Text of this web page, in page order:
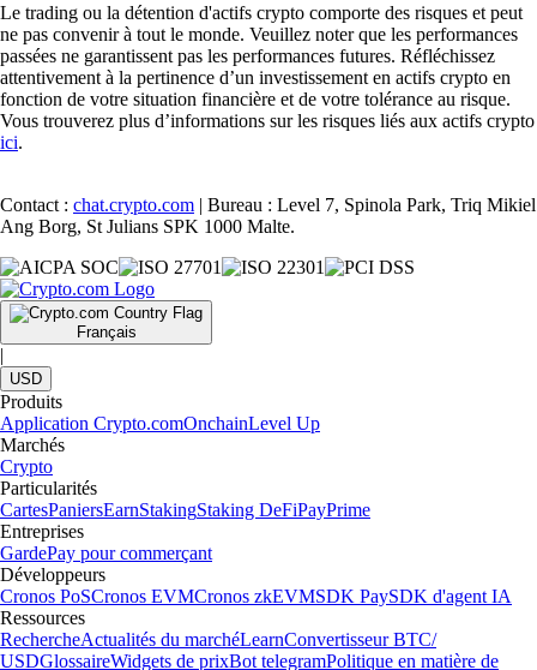
Le trading ou la détention d'actifs crypto comporte des risques et peut
ne pas convenir à tout le monde. Veuillez noter que les performances
passées ne garantissent pas les performances futures. Réfléchissez
attentivement à la pertinence d’un investissement en actifs crypto en
fonction de votre situation financière et de votre tolérance au risque.
Vous trouverez plus d’informations sur les risques liés aux actifs crypto
ici.
Contact : chat.crypto.com | Bureau : Level 7, Spinola Park, Triq Mikiel
Ang Borg, St Julians SPK 1000 Malte.
Français
|
USD
Produits
Application Crypto.comOnchainLevel Up
Marchés
Crypto
Particularités
CartesPaniersEarnStakingStaking DeFiPayPrime
Entreprises
GardePay pour commerçant
Développeurs
Cronos PoSCronos EVMCronos zkEVMSDK PaySDK d'agent IA
Ressources
RechercheActualités du marchéLearnConvertisseur BTC/
USDGlossaireWidgets de prixBot telegramPolitique en matière de